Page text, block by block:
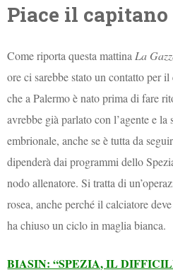
Piace il capitano
Come riporta questa mattina La
ore ci sarebbe stato un contatto per
che a Palermo è nato prima di fare
avrebbe già parlato con l’agente e
embrionale, anche se è tutta da
dipenderà dai programmi dello
nodo allenatore. Si tratta di
rosea, anche perché il calciatore
ha chiuso un ciclo in maglia bianca.
BIASIN: “SPEZIA, IL